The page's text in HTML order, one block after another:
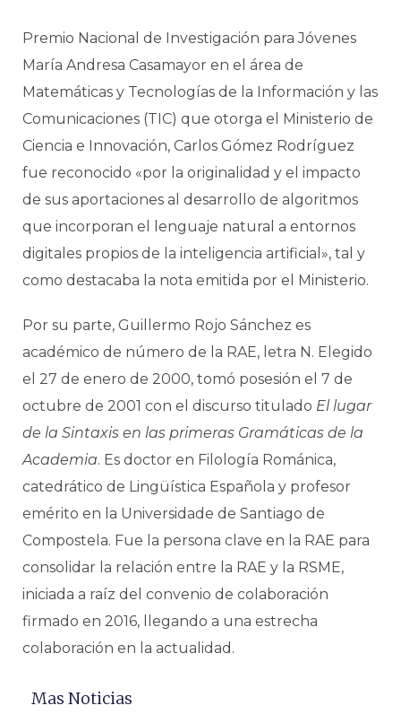
Premio Nacional de Investigación para Jóvenes
María Andresa Casamayor en el área de
Matemáticas y Tecnologías de la Información y las
Comunicaciones (TIC) que otorga el Ministerio de
Ciencia e Innovación, Carlos Gómez Rodríguez
fue reconocido «por la originalidad y el impacto
de sus aportaciones al desarrollo de algoritmos
que incorporan el lenguaje natural a entornos
digitales propios de la inteligencia artificial», tal y
como destacaba la nota emitida por el Ministerio.
Por su parte, Guillermo Rojo Sánchez es
académico de número de la RAE, letra N. Elegido
el 27 de enero de 2000, tomó posesión el 7 de
octubre de 2001 con el discurso titulado El lugar
de la Sintaxis en las primeras Gramáticas de la
Academia. Es doctor en Filología Románica,
catedrático de Lingüística Española y profesor
emérito en la Universidade de Santiago de
Compostela. Fue la persona clave en la RAE para
consolidar la relación entre la RAE y la RSME,
iniciada a raíz del convenio de colaboración
firmado en 2016, llegando a una estrecha
colaboración en la actualidad.
Mas Noticias